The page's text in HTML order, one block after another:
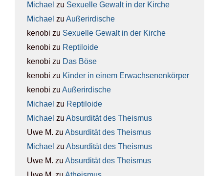
Michael zu Sexu­el­le Gewalt in der Kir­che
Michael zu Außer­ir­di­sche
kenobi zu Sexu­el­le Gewalt in der Kir­che
kenobi zu Rep­ti­lo­ide
kenobi zu Das Böse
kenobi zu Kin­der in einem Erwach­se­nen­kör­per
kenobi zu Außer­ir­di­sche
Michael zu Rep­ti­lo­ide
Michael zu Absur­di­tät des The­is­mus
Uwe M. zu Absur­di­tät des The­is­mus
Michael zu Absur­di­tät des The­is­mus
Uwe M. zu Absur­di­tät des The­is­mus